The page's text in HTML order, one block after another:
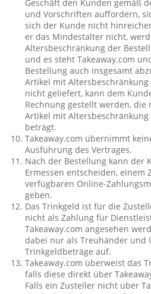
Geschäft den Kunden gemäß
und Vorschriften auffordern,
sich der Kunde nicht
er das Mindestalter nicht,
Altersbeschränkung der
und es steht Takeaway.com
Bestellung auch insgesamt
Artikel mit Altersbeschränkung
nicht geliefert, kann dem
Rechnung gestellt werden,
Artikel mit
beträgt.
Takeaway.com übernimmt
Ausführung des Vertrages.
Nach der Bestellung kann der
Ermessen entscheiden, einem
verfügbaren Online-
geben.
Das Trinkgeld ist für die
nicht als Zahlung für
Takeaway.com angesehen
dabei nur als Treuhänder und
Trinkgeldbeträge auf.
Takeaway.com überweist das
falls diese direkt über
Falls ein Zusteller nicht über